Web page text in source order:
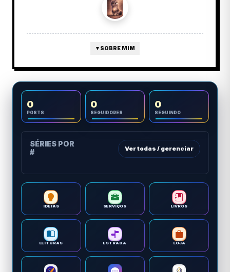
▼ SOBRE MIM
0
POSTS
0
SEGUIDORES
0
SEGUINDO
SÉRIES POR
#
Ver todas / gerenciar
IDEIAS SERVIÇOS LIVROS
LEITURAS ESTRADA LOJA